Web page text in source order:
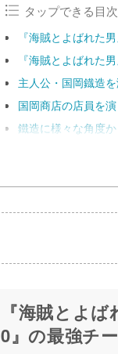
タップできる目次
『海賊とよばれた
『海賊とよばれた
主人公・国岡鐡造
国岡商店の店員を
鐵造に様々な角度
『海賊とよ
0』の最強チ